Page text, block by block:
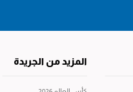
المزيد من الجريدة